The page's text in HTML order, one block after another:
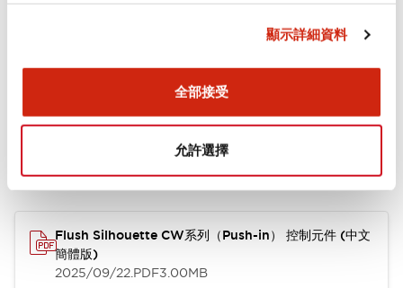
顯示詳細資料
全部接受
允許選擇
Flush Silhouette CW系列（Push-in） 控制元件 (中文
簡體版)
2025/09/22.PDF3.00MB